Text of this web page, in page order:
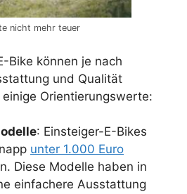
nicht mehr teuer
Bike können je nach
und Qualität
Orientierungswerte:
: Einsteiger-E-Bikes
unter 1.000 Euro
Diese Modelle haben in
einfachere Ausstattung